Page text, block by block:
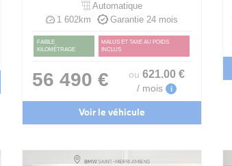
Automatique
1 602km
Garantie 24 mois
FAIBLE
KILOMÉTRAGE
MALUS ET TAXE AU POIDS
INCLUS
56 490 € ou621 .00 €
/ mois i
Voir le véhicule